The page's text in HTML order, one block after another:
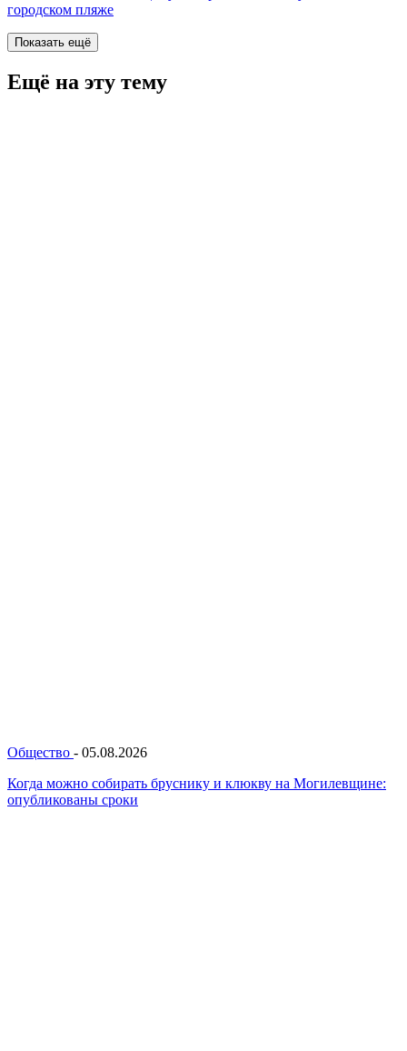
городском пляже
Показать ещё
Ещё на эту тему
Общество - 05.08.2026
Когда можно собирать бруснику и клюкву на Могилевщине:
опубликованы сроки